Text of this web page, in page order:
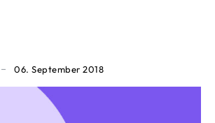
06. September 2018